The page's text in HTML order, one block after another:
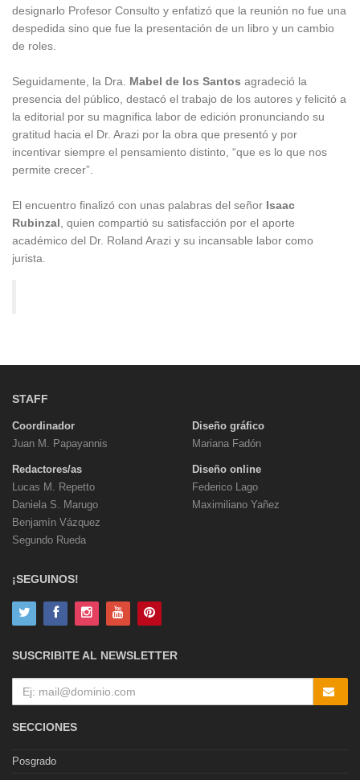
designarlo Profesor Consulto y enfatizó que la reunión no fue una
despedida sino que fue la presentación de un libro y un cambio
de roles.
Seguidamente, la Dra. Mabel de los Santos agradeció la
presencia del público, destacó el trabajo de los autores y felicitó a
la editorial por su magnifica labor de edición pronunciando su
gratitud hacia el Dr. Arazi por la obra que presentó y por
incentivar siempre el pensamiento distinto, “que es lo que nos
permite crecer”.
El encuentro finalizó con unas palabras del señor Isaac
Rubinzal , quien compartió su satisfacción por el aporte
académico del Dr. Roland Arazi y su incansable labor como
jurista.
STAFF
Coordinador
Juan M. Papayannis
Redactores/as
Lucas M. Repetto
Daniela S. Marugo
Benjamín Vázquez
Segundo Rueda
Diseño gráfico
Mariana Fadón
Diseño online
Federico Lago
Maximiliano Yañez
¡SEGUINOS!
SUSCRIBITE AL NEWSLETTER
SECCIONES
Posgrado